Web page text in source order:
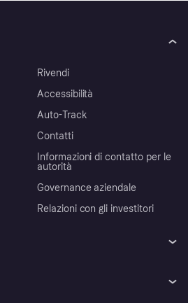
Rivendi
Accessibilità
Auto-Track
Contatti
Informazioni di contatto per le
autorità
Governance aziendale
Relazioni con gli investitori